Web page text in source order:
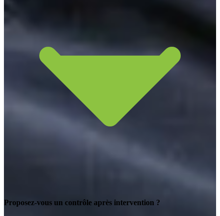
Proposez-vous un contrôle après intervention ?